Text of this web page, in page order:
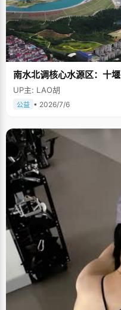
南水北调核心水源区：十堰
UP主: LAO胡
公益 • 2026/7/6